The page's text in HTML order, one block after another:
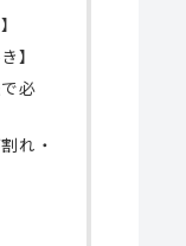
】
必
れ・